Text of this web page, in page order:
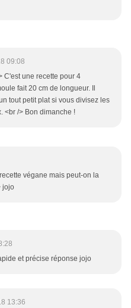
09:08
C'est une recette pour 4
fait 20 cm de longueur. Il
tout petit plat si vous divisez les
<br /> Bon dimanche !
végane mais peut-on la
jojo
et précise réponse jojo
13:36